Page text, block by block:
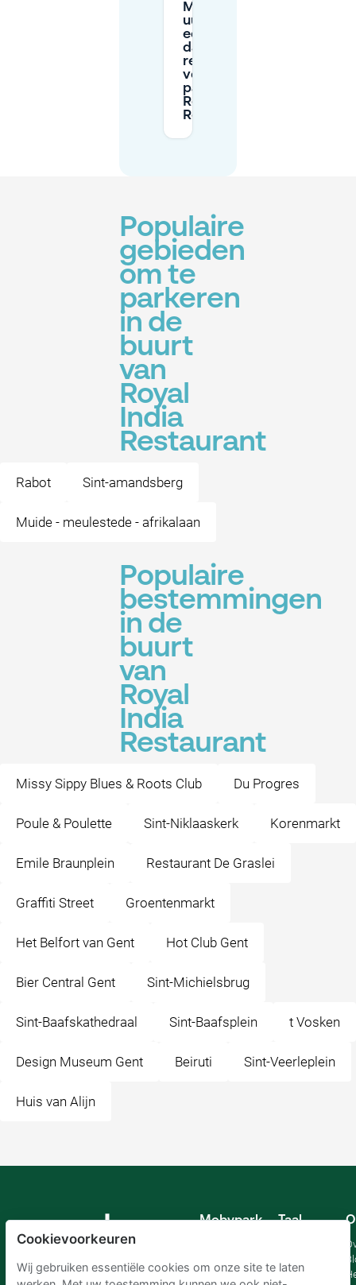
Moet ik per
uur of voor
een hele
dag
reserveren
voor
parkeren bij
Royal India
Restaurant?
Populaire
gebieden
om te
parkeren
in de
buurt
van
Royal
India
Restaurant
Rabot Sint-amandsberg
Muide - meulestede - afrikalaan
Populaire
bestemmingen
in de
buurt
van
Royal
India
Restaurant
Missy Sippy Blues & Roots Club Du Progres
Poule & Poulette Sint-Niklaaskerk Korenmarkt
Emile Braunplein Restaurant De Graslei
Graffiti Street Groentenmarkt
Het Belfort van Gent Hot Club Gent
Bier Central Gent Sint-Michielsbrug
Sint-Baafskathedraal Sint-Baafsplein t Vosken
Design Museum Gent Beiruti Sint-Veerleplein
Huis van Alijn
Mobypark
Taal
Spaans
Cookievoorkeuren
Wij gebruiken essentiële cookies om onze site te laten